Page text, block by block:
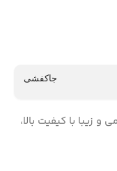
جاکفشی
با کیفیت بالا،